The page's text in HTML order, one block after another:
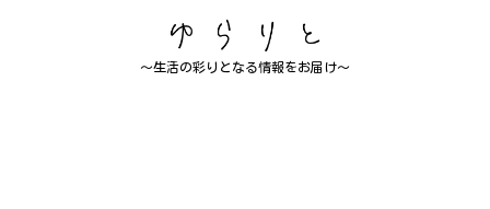
～生活の彩りとなる情報をお届け～